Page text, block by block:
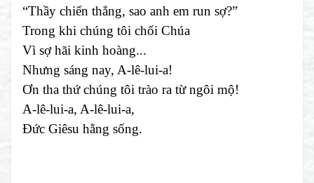
“Thầy chiến thắng, sao anh em run sợ?”
Trong khi chúng tôi chối Chúa
Vì sợ hãi kinh hoàng...
Nhưng sáng nay, A-lê-lui-a!
Ơn tha thứ chúng tôi trào ra từ ngôi mộ!
A-lê-lui-a, A-lê-lui-a,
Đức Giêsu hằng sống.